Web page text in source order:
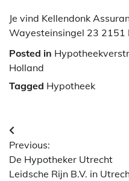
Je vind Kellendonk
Wayesteinsingel 23 2151
Posted in
Holland
Tagged Hypotheek
Berichtnavigatie
Previous:
De Hypotheker Utrecht
Leidsche Rijn B.V. in